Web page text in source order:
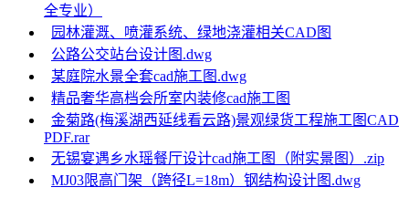
全专业）
园林灌溉、喷灌系统、绿地浇灌相关CAD图
公路公交站台设计图.dwg
某庭院水景全套cad施工图.dwg
精品奢华高档会所室内装修cad施工图
金菊路(梅溪湖西延线看云路)景观绿货工程施工图CAD
PDF.rar
无锡宴遇乡水瑶餐厅设计cad施工图（附实景图）.zip
MJ03限高门架（跨径L=18m）钢结构设计图.dwg